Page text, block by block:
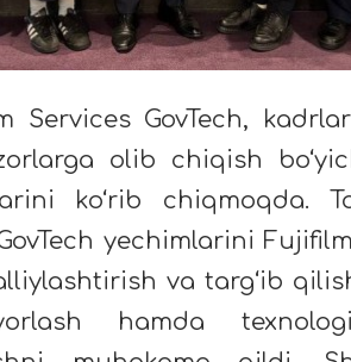
Services GovTech,
olib chiqish
ko‘rib chiqmoqda.
yechimlarini
va targ‘ib
hamda